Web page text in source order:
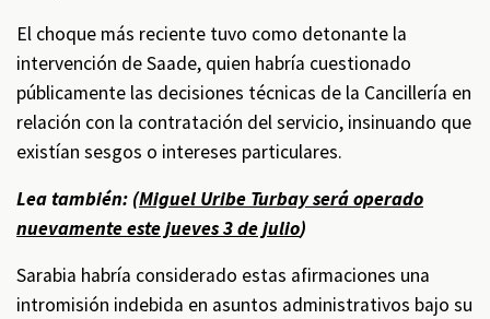
El choque más reciente tuvo como detonante la
intervención de Saade, quien habría cuestionado
públicamente las decisiones técnicas de la Cancillería en
relación con la contratación del servicio, insinuando que
existían sesgos o intereses particulares.
Lea también: (Miguel Uribe Turbay será operado
nuevamente este jueves 3 de julio)
Sarabia habría considerado estas afirmaciones una
intromisión indebida en asuntos administrativos bajo su